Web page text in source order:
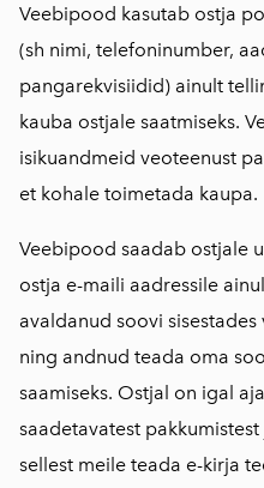
Veebipood kasutab ostja
(sh nimi, telefoninumber,
pangarekvisiidid) ainult
kauba ostjale saatmiseks.
isikuandmeid veoteenust
et kohale toimetada kaupa.
Veebipood saadab ostjale
ostja e-maili aadressile
avaldanud soovi
ning andnud teada oma
saamiseks. Ostjal on igal
saadetavatest
sellest meile teada e-kirja